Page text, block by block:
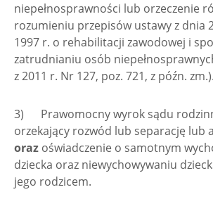
niepełnosprawności lub orzeczenie
rozumieniu przepisów ustawy z dnia
1997 r. o rehabilitacji zawodowej i
zatrudnianiu osób
z 2011 r. Nr 127, poz. 721, z późn. zm.).
3) Prawomocny wyrok sądu
orzekający rozwód lub separację lub
oraz oświadczenie o samotnym
dziecka oraz niewychowywaniu
jego rodzicem.